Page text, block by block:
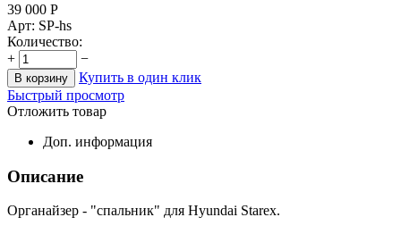
39 000 Р
Арт: SP-hs
Количество:
+
−
В корзину
Купить в один клик
Быстрый просмотр
Отложить товар
Доп. информация
Описание
Органайзер - "спальник" для Hyundai Starex.